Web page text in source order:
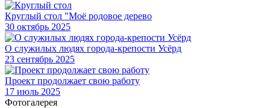
Круглый стол "Моё родовое дерево
30 октябрь 2025
О служилых людях города-крепости Усёрд
23 сентябрь 2025
Проект продолжает свою работу
17 июль 2025
Фотогалерея